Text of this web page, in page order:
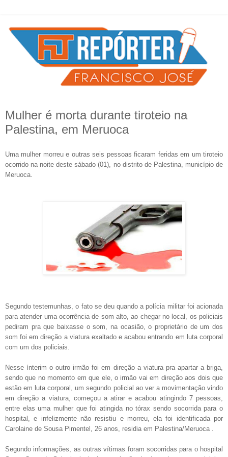
Mulher é morta durante tiroteio na
Palestina, em Meruoca
Uma mulher morreu e outras seis pessoas ficaram feridas em um tiroteio
ocorrido na noite deste sábado (01), no distrito de Palestina, município de
Meruoca.
Segundo testemunhas, o fato se deu quando a polícia militar foi acionada
para atender uma ocorrência de som alto, ao chegar no local, os policiais
pediram pra que baixasse o som, na ocasião, o proprietário de um dos
som foi em direção a viatura exaltado e acabou entrando em luta corporal
com um dos policiais.
Nesse ínterim o outro irmão foi em direção a viatura pra apartar a briga,
sendo que no momento em que ele, o irmão vai em direção aos dois que
estão em luta corporal, um segundo policial ao ver a movimentação vindo
em direção a viatura, começou a atirar e acabou atingindo 7 pessoas,
entre elas uma mulher que foi atingida no tórax sendo socorrida para o
hospital, e infelizmente não resistiu e morreu, ela foi identificada por
Carolaine de Sousa Pimentel, 26 anos, residia em Palestina/Meruoca .
Segundo informações, as outras vítimas foram socorridas para o hospital